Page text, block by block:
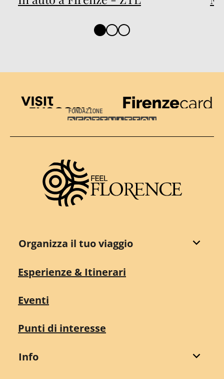
Visit Tuscany
Firenze Card
Destination Florence
Organizza il tuo viaggio
Esperienze & Itinerari
Eventi
Punti di interesse
Info